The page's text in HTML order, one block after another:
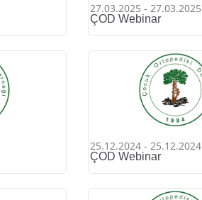
27.03.2025 - 27.03.2025
ÇOD Webinar
25.12.2024 - 25.12.2024
ÇOD Webinar